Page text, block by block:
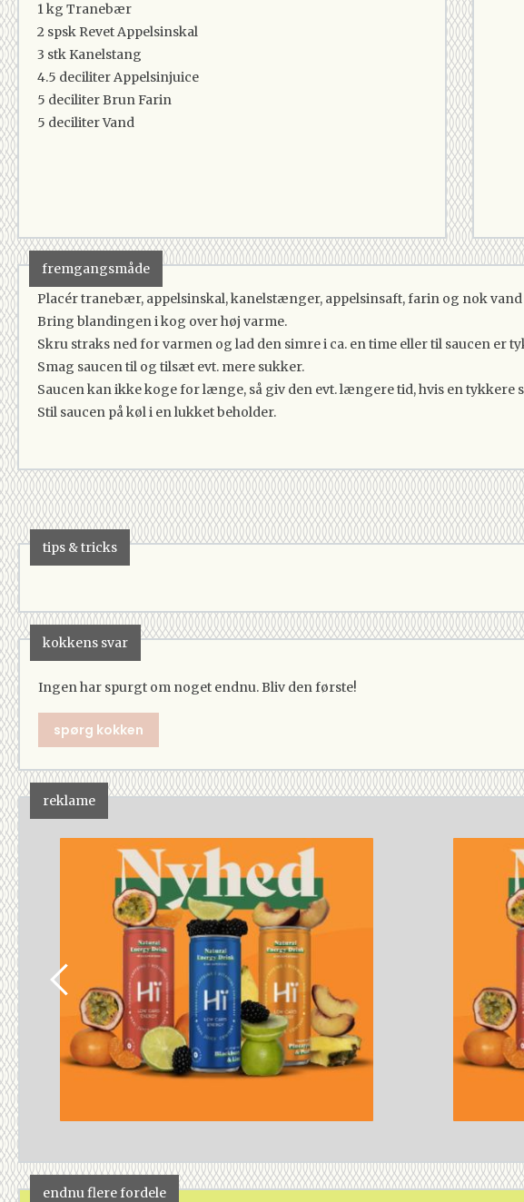
1 kg Tranebær
2 spsk Revet Appelsinskal
3 stk Kanelstang
4.5 deciliterAppelsinjuice
5 deciliterBrun Farin
5 deciliterVand
fremgangsmåde
Placér tranebær, appelsinskal, kanelstænger, appelsinsaft, farin og nok
Bring blandingen i kog over høj varme.
Skru straks ned for varmen og lad den simre i ca. en time eller til saucen er
Smag saucen til og tilsæt evt. mere sukker.
Saucen kan ikke koge for længe, så giv den evt. længere tid, hvis en tykkere
Stil saucen på køl i en lukket beholder.
tips & tricks
kokkens svar
Ingen har spurgt om noget endnu. Bliv den første!
spørg kokken
reklame
endnu flere fordele